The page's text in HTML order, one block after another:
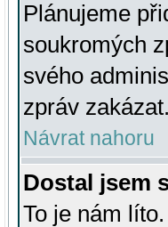
Plánujeme
soukromých
svého
zpráv zakázat.
Návrat nahoru
Dostal jsem
To je nám